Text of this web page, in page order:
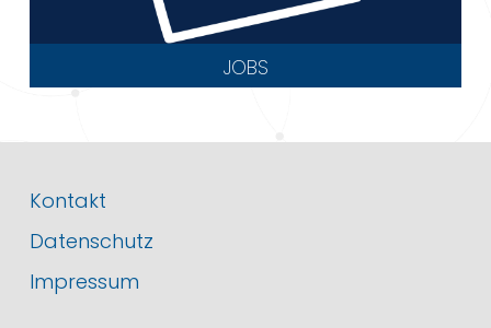
JOBS
Kontakt
Datenschutz
Impressum